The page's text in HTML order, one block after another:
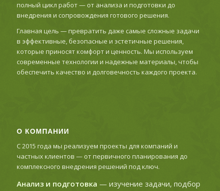
полный цикл работ — от анализа и подготовки до
внедрения и сопровождения готового решения.
Главная цель — превратить даже самые сложные задачи
в эффективные, безопасные и эстетичные решения,
которые приносят комфорт и ценность. Мы используем
современные технологии и надежные материалы, чтобы
обеспечить качество и долговечность каждого проекта.
О КОМПАНИИ
С 2015 года мы реализуем проекты для компаний и
частных клиентов — от первичного планирования до
комплексного внедрения решений под ключ.
Анализ и подготовка — изучение задачи, подбор